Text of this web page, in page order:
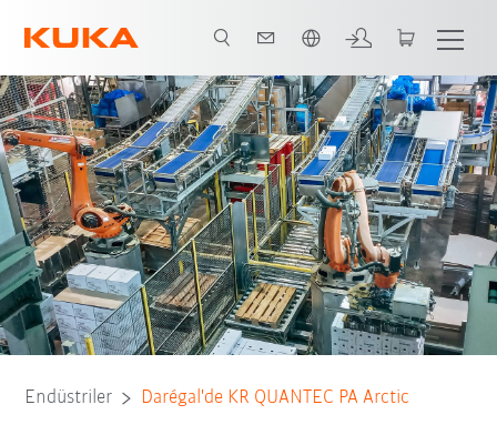
Solution Software Tüm sistem ortakları
Endüstriler Darégal'de KR QUANTEC PA Arctic